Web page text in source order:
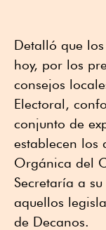
Detalló que
hoy, por los
consejos
Electoral,
conjunto de
establecen los
Orgánica del
Secretaría a
aquellos
de Decanos.